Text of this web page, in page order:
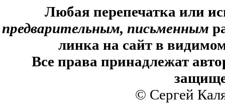
Любая перепечатка или
предварительным, письменным
линка на сайт в
Все права принадлежат
© Сергей